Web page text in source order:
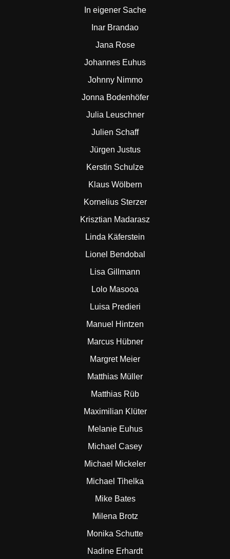
In eigener Sache
Inar Brandao
Jana Rose
Johannes Euhus
Johnny Nimmo
Jonna Bodenhöfer
Julia Leuschner
Julien Schaff
Jürgen Justus
Kerstin Schulze
Klaus Wölbern
Kornelius Sterzer
Krisztian Madarasz
Linda Käferstein
Lionel Bendobal
Lisa Gillmann
Lolo Masooa
Luisa Predieri
Manuel Hintzen
Marcus Hübner
Margret Meier
Matthias Müller
Matthias Rüb
Maximilian Klüter
Melanie Euhus
Michael Casey
Michael Mickeler
Michael Tihelka
Mike Bates
Milena Brotz
Monika Schutte
Nadine Erhardt